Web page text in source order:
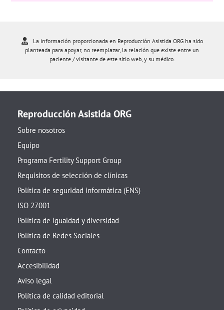
La información proporcionada en Reproducción Asistida ORG ha sido
planteada para apoyar, no reemplazar, la relación que existe entre un
paciente / visitante de este sitio web, y su médico.
Reproducción Asistida ORG
Sobre nosotros
Equipo
Programa Fertility Support Group
Requisitos de selección de clínicas
Política de seguridad informática (ENS)
ISO 27001
Política de igualdad y diversidad
Política de Redes Sociales
Contacto
Accesibilidad
Aviso legal
Política de calidad editorial